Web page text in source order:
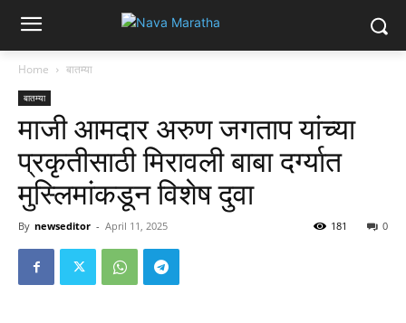
Home बातम्या
बातम्या
माजी आमदार अरुण जगताप यांच्या
प्रकृतीसाठी मिरावली बाबा दर्ग्यात
मुस्लिमांकडून विशेष दुवा
By newseditor - April 11, 2025 0
181